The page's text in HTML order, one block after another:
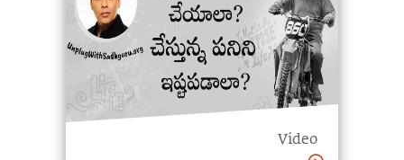
Video